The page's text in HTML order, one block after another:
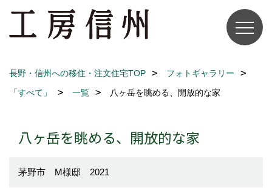
長野・信州への移住・注文住宅TOP
フォトギャラリー
「すべて」
一覧 八ヶ岳を眺める、開放的な家
八ヶ岳を眺める、開放的な家
茅野市 M様邸 2021